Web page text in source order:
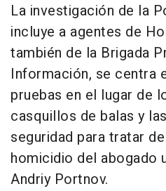
La investigación de la
incluye a agentes de
también de la Brigada
Información, se centra
pruebas en el lugar de
casquillos de balas y
seguridad para tratar
homicidio del abogado
Andriy Portnov.